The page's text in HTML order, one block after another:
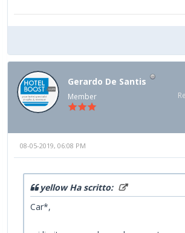
Gerardo De Santis
Member
08-05-2019, 06:08 PM
yellow Ha scritto:
Car*,